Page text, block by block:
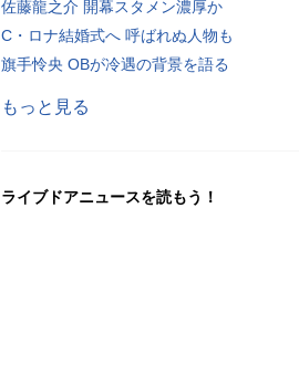
佐藤龍之介 開幕スタメン濃厚か
C・ロナ結婚式へ 呼ばれぬ人物も
旗手怜央 OBが冷遇の背景を語る
もっと見る
ライブドアニュースを読もう！